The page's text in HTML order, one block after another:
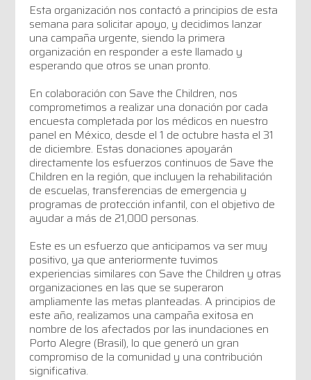
Esta organización nos contactó a principios de esta
semana para solicitar apoyo, y decidimos lanzar
una campaña urgente, siendo la primera
organización en responder a este llamado y
esperando que otros se unan pronto.
En colaboración con Save the Children, nos
comprometimos a realizar una donación por cada
encuesta completada por los médicos en nuestro
panel en México, desde el 1 de octubre hasta el 31
de diciembre. Estas donaciones apoyarán
directamente los esfuerzos continuos de Save the
Children en la región, que incluyen la rehabilitación
de escuelas, transferencias de emergencia y
programas de protección infantil, con el objetivo de
ayudar a más de 21,000 personas.
Este es un esfuerzo que anticipamos va ser muy
positivo, ya que anteriormente tuvimos
experiencias similares con Save the Children y otras
organizaciones en las que se superaron
ampliamente las metas planteadas. A principios de
este año, realizamos una campaña exitosa en
nombre de los afectados por las inundaciones en
Porto Alegre (Brasil), lo que generó un gran
compromiso de la comunidad y una contribución
significativa.